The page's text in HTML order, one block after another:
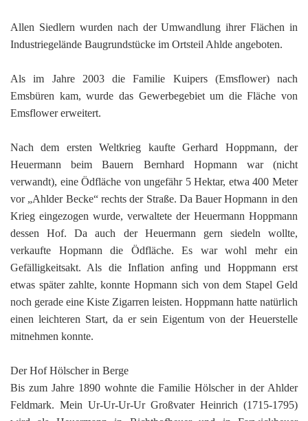
Allen Siedlern wurden nach der Umwandlung ihrer Flächen in
Industriegelände Baugrundstücke im Ortsteil Ahlde angeboten.
Als im Jahre 2003 die Familie Kuipers (Emsflower) nach
Emsbüren kam, wurde das Gewerbegebiet um die Fläche von
Emsflower erweitert.
Nach dem ersten Weltkrieg kaufte Gerhard Hoppmann, der
Heuermann beim Bauern Bernhard Hopmann war (nicht
verwandt), eine Ödfläche von ungefähr 5 Hektar, etwa 400 Meter
vor „Ahlder Becke“ rechts der Straße. Da Bauer Hopmann in den
Krieg eingezogen wurde, verwaltete der Heuermann Hoppmann
dessen Hof. Da auch der Heuermann gern siedeln wollte,
verkaufte Hopmann die Ödfläche. Es war wohl mehr ein
Gefälligkeitsakt. Als die Inflation anfing und Hoppmann erst
etwas später zahlte, konnte Hopmann sich von dem Stapel Geld
noch gerade eine Kiste Zigarren leisten. Hoppmann hatte natürlich
einen leichteren Start, da er sein Eigentum von der Heuerstelle
mitnehmen konnte.
Der Hof Hölscher in Berge
Bis zum Jahre 1890 wohnte die Familie Hölscher in der Ahlder
Feldmark. Mein Ur-Ur-Ur-Ur Großvater Heinrich (1715-1795)